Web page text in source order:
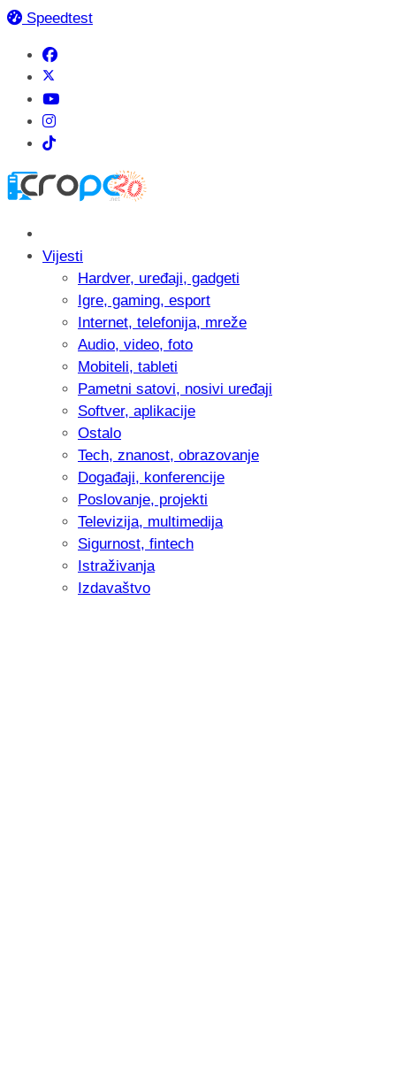
Speedtest
Vijesti
Hardver, uređaji, gadgeti
Igre, gaming, esport
Internet, telefonija, mreže
Audio, video, foto
Mobiteli, tableti
Pametni satovi, nosivi uređaji
Softver, aplikacije
Ostalo
Tech, znanost, obrazovanje
Događaji, konferencije
Poslovanje, projekti
Televizija, multimedija
Sigurnost, fintech
Istraživanja
Izdavaštvo